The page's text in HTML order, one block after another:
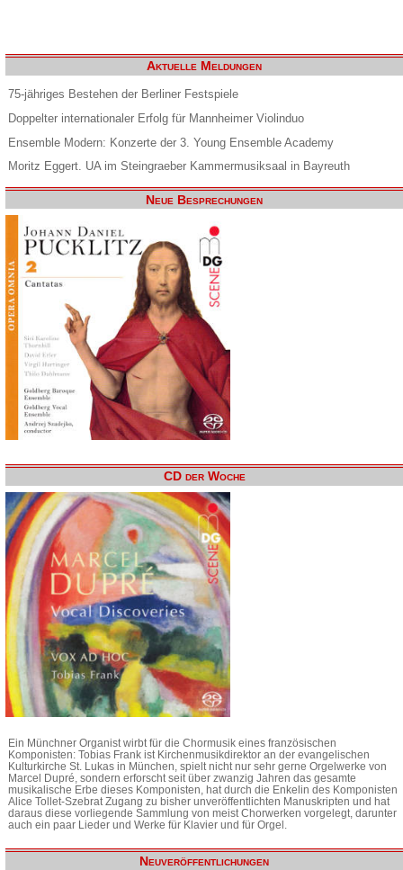
Aktuelle Meldungen
75-jähriges Bestehen der Berliner Festspiele
Doppelter internationaler Erfolg für Mannheimer Violinduo
Ensemble Modern: Konzerte der 3. Young Ensemble Academy
Moritz Eggert. UA im Steingraeber Kammermusiksaal in Bayreuth
Neue Besprechungen
CD der Woche
Ein Münchner Organist wirbt für die Chormusik eines französischen
Komponisten: Tobias Frank ist Kirchenmusikdirektor an der evangelischen
Kulturkirche St. Lukas in München, spielt nicht nur sehr gerne Orgelwerke von
Marcel Dupré, sondern erforscht seit über zwanzig Jahren das gesamte
musikalische Erbe dieses Komponisten, hat durch die Enkelin des Komponisten
Alice Tollet-Szebrat Zugang zu bisher unveröffentlichten Manuskripten und hat
daraus diese vorliegende Sammlung von meist Chorwerken vorgelegt, darunter
auch ein paar Lieder und Werke für Klavier und für Orgel.
Neuveröffentlichungen